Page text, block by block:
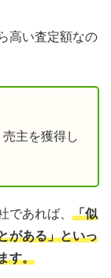
高い査定額なの
主を獲得し
であれば、 「似
がある」といっ
す。